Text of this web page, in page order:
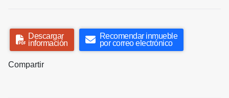
Descargar
información
Recomendar inmueble
por correo electrónico
Compartir